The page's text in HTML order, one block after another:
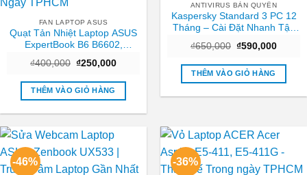
FAN LAPTOP ASUS
Quạt Tản Nhiệt Laptop ASUS
ExpertBook B6 B6602,
Ngay TPHCM
₫400,000 Giá
là:
₫400,000.
₫250,000Giá
tại
₫250,000.
THÊM VÀO GIỎ HÀNG
ANTIVIRUS BẢN QUYỀN
Kaspersky Standard 3 PC 12
Tháng – Cài Đặt Nhanh Tận
₫650,000 Giá
là:
₫650,000.
₫590,000Giá
tại
THÊM VÀO GIỎ HÀNG
-46% -36%